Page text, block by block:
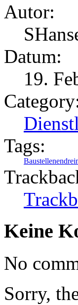
Autor:
Datum:
19.
Tags:
Keine
No
Sorry,